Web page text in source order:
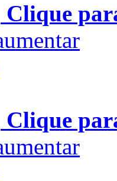
Clique
Clique